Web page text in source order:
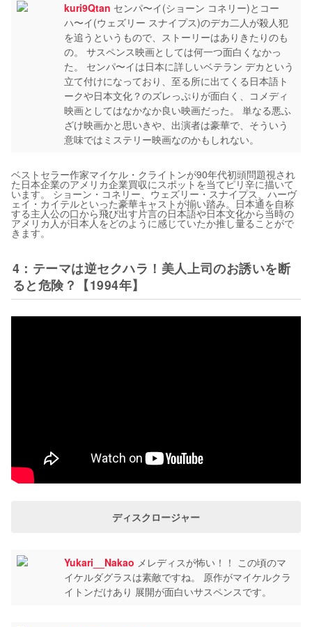
kuri9Qtan センパ〜イ(ショーン コネリー)とコー
ハ〜イ(ウェズリー スナイプス)のデカ二人が殺人犯
を追うというもので、ストーリーはありきたりのも
の。 サスペンス映画としては何一つ面白くなかっ
た。 センパ〜イは日本に詳しいベテラン デカという
立て付けになっており、至る所に出てくる日本語ト
ークや日本文化？のズレっぷりが面白く、コメディ
映画としてはなかなか良い映画だった。 単なる悪ふ
ざけ映画かと思いきや、出演者は豪華で、そういう
意味ではミステリー映画なのかもしれない。
ベストセラー作家マイケル・クライトンが90年代初頭問題視され
た日本企業のアメリカ企業買収にスポットを当てピリ辛に描いて
います。 ショーン・コネリー、ウェズリー・スナイプス、ハーヴ
ェイ・カイテルといった豪華キャストが揃い踏み。日本通を自称
する主人公の口から飛び出す片言の日本語や日本文化から当時の
アメリカ人が日本人をどのように感じていたか推し量ることがで
きます。
4：テーマは逆セクハラ！美人上司のお誘いを断
ると危険？【1994年】
ディスクロージャー
Yukari__Nakao メレディスが怖い！！ この頃のマ
イケルダグラスは素敵ですね。 原作がマイケルクラ
イトンだけあり 展開が面白いサスペンスです。